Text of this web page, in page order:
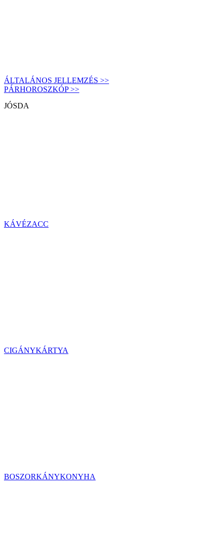
ÁLTALÁNOS JELLEMZÉS >>
PÁRHOROSZKÓP >>
JÓSDA
KÁVÉZACC
CIGÁNYKÁRTYA
BOSZORKÁNYKONYHA